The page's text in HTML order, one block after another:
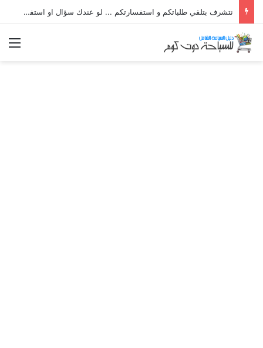
نتشرف بتلقي طلباتكم و استفسارتكم ... لو عندك سؤال او استفسار ماتدرددش فى طلب المساعدة